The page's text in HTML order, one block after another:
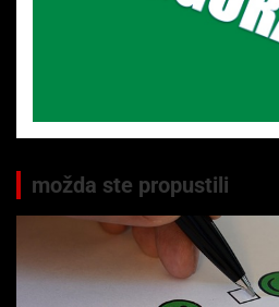
možda ste propustili